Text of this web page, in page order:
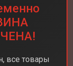
все товары